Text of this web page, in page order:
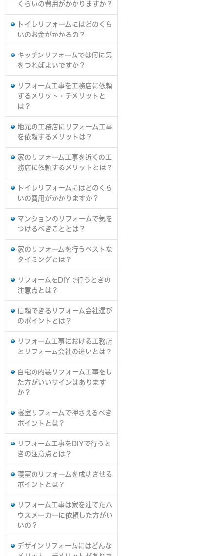
くらいの費用がかかりますか？
トイレリフォームにはどのくら
いのお金がかかるの？
キッチンリフォームでは何に気
をつればよいですか？
リフォーム工事を工務店に依頼
するメリット・デメリットと
は？
地元の工務店にリフォーム工事
を依頼するメリットは？
家のリフォーム工事を近くの工
務店に依頼するメリットとは？
トイレリフォームにはどのくら
いの費用がかかりますか？
マンションのリフォームで気を
つけるべきこととは？
家のリフォームを行うベストな
タイミングとは？
リフォームをDIYで行うときの
注意点とは？
信頼できるリフォーム会社選び
のポイントとは？
リフォーム工事における工務店
とリフォーム会社の違いとは？
自宅の内装リフォーム工事をし
た方がいいサインはあります
か？
寝室リフォームで押さえるべき
ポイントとは？
リフォーム工事をDIYで行うと
きの注意点とは？
寝室のリフォームを成功させる
ポイントとは？
リフォーム工事は家を建てたハ
ウスメーカーに依頼した方がい
いの？
デザインリフォームにはどんな